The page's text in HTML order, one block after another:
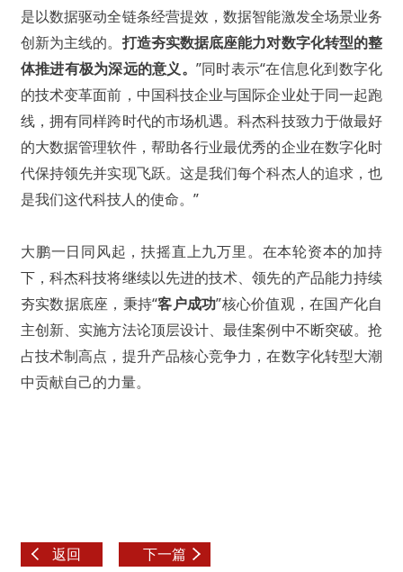
是以数据驱动全链条经营提效，数据智能激发全场景业务
创新为主线的。 打造夯实数据底座能力对数字化转型的整
体推进有极为深远的意义。 ”同时表示“在信息化到数字化
的技术变革面前，中国科技企业与国际企业处于同一起跑
线，拥有同样跨时代的市场机遇。科杰科技致力于做最好
的大数据管理软件，帮助各行业最优秀的企业在数字化时
代保持领先并实现飞跃。这是我们每个科杰人的追求，也
是我们这代科技人的使命。”
大鹏一日同风起，扶摇直上九万里。在本轮资本的加持
下，科杰科技将继续以先进的技术、领先的产品能力持续
夯实数据底座，秉持“客户成功”核心价值观，在国产化自
主创新、实施方法论顶层设计、最佳案例中不断突破。抢
占技术制高点，提升产品核心竞争力，在数字化转型大潮
中贡献自己的力量。
返回 下一篇